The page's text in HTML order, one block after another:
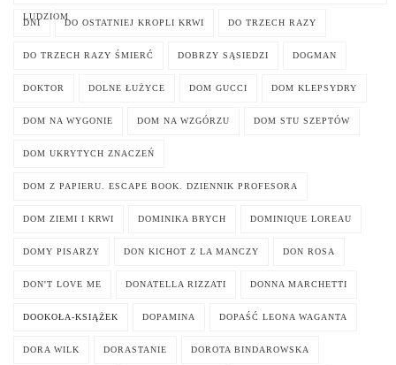
LUDZIOM
DNI DO OSTATNIEJ KROPLI KRWI DO TRZECH RAZY
DO TRZECH RAZY ŚMIERĆ DOBRZY SĄSIEDZI DOGMAN
DOKTOR DOLNE ŁUŻYCE DOM GUCCI DOM KLEPSYDRY
DOM NA WYGONIE DOM NA WZGÓRZU DOM STU SZEPTÓW
DOM UKRYTYCH ZNACZEŃ
DOM Z PAPIERU. ESCAPE BOOK. DZIENNIK PROFESORA
DOM ZIEMI I KRWI DOMINIKA BRYCH DOMINIQUE LOREAU
DOMY PISARZY DON KICHOT Z LA MANCZY DON ROSA
DON'T LOVE ME DONATELLA RIZZATI DONNA MARCHETTI
DOOKOŁA-KSIĄŻEK DOPAMINA DOPAŚĆ LEONA WAGANTA
DORA WILK DORASTANIE DOROTA BINDAROWSKA